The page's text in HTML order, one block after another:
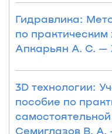
Гидравлика:
по
Апкарьян А. С. —
3D технологии:
пособие по
Семиглазов В. А.